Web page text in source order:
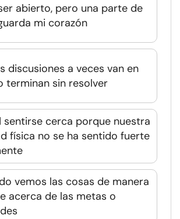
abierto, pero una parte de
mi corazón
discusiones a veces van en
terminan sin resolver
sentirse cerca porque nuestra
física no se ha sentido fuerte
vemos las cosas de manera
acerca de las metas o